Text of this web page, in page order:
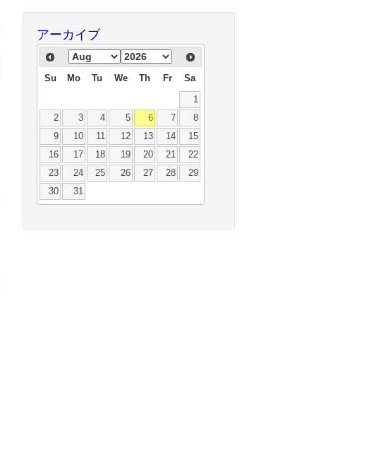
アーカイブ
Su Mo Tu We Th Fr Sa
1
2
3 4 5 6 7
8
9
10 11 12 13 14
15
16
17 18 19 20 21
22
23
24 25 26 27 28
29
30
31